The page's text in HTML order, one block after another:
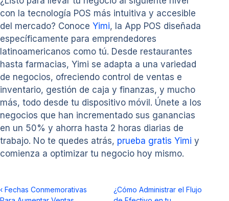
con la tecnología POS más intuitiva y accesible
del mercado? Conoce Yimi, la App POS diseñada
específicamente para emprendedores
latinoamericanos como tú. Desde restaurantes
hasta farmacias, Yimi se adapta a una variedad
de negocios, ofreciendo control de ventas e
inventario, gestión de caja y finanzas, y mucho
más, todo desde tu dispositivo móvil. Únete a los
negocios que han incrementado sus ganancias
en un 50% y ahorra hasta 2 horas diarias de
trabajo. No te quedes atrás, prueba gratis Yimi y
comienza a optimizar tu negocio hoy mismo.
‹ Fechas Conmemorativas
¿Cómo Administrar el Flujo